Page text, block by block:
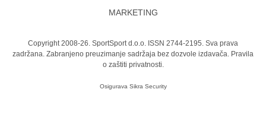
MARKETING
Copyright 2008-26. SportSport d.o.o. ISSN 2744-2195. Sva prava
zadržana. Zabranjeno preuzimanje sadržaja bez dozvole izdavača. Pravila
o zaštiti privatnosti.
Osigurava Sikra Security